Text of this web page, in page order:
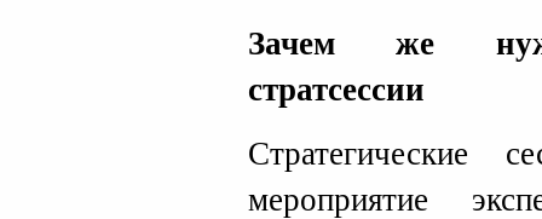
Зачем же
стратсессии
Стратегические
мероприятие